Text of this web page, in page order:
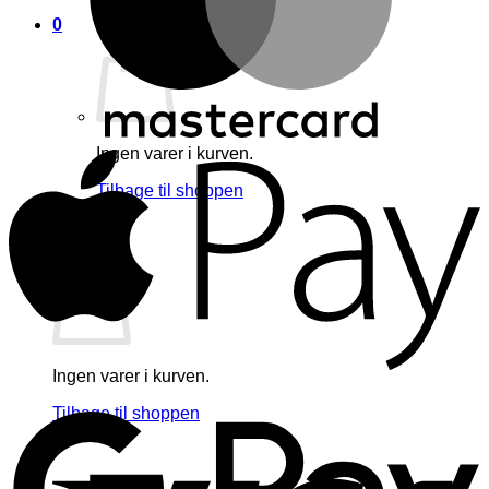
0
Ingen varer i kurven.
Tilbage til shoppen
Ingen varer i kurven.
Tilbage til shoppen